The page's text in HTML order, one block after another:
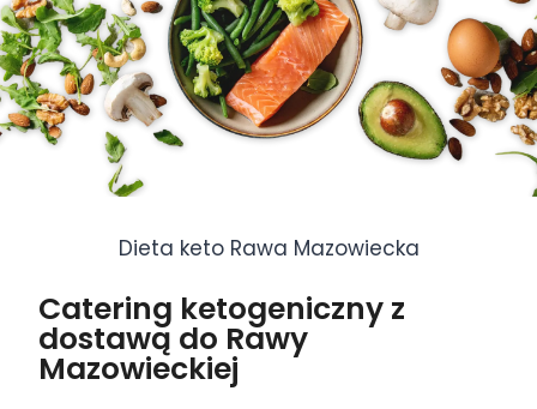
Dieta keto Rawa Mazowiecka
Catering ketogeniczny z
dostawą do Rawy
Mazowieckiej